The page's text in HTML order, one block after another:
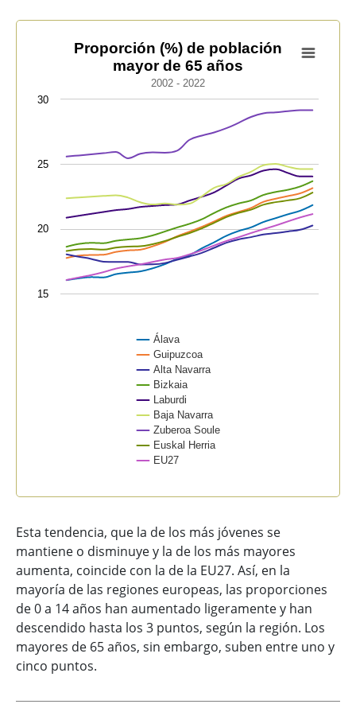
Proporción (%) de población mayor de 65 años
Line chart with 9 lines.
2002 - 2022
View as data table, Proporción (%) de población
The chart has 1 X axis displaying categories.
The chart has 1 Y axis displaying values. Data ranges
Proporción (%) de población
mayor de 65 años
2002 - 2022
Álava
Guipuzcoa
Alta Navarra
Bizkaia
Laburdi
Baja Navarra
Zuberoa Soule
Euskal Herria
EU27
15
20
25
30
Esta tendencia, que la de los más jóvenes se
mantiene o disminuye y la de los más mayores
aumenta, coincide con la de la EU27. Así, en la
mayoría de las regiones europeas, las proporciones
de 0 a 14 años han aumentado ligeramente y han
descendido hasta los 3 puntos, según la región. Los
mayores de 65 años, sin embargo, suben entre uno y
cinco puntos.